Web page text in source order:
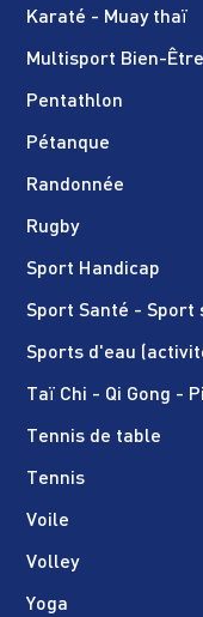
Karaté - Muay thaï
Multisport Bien-
Pentathlon
Pétanque
Randonnée
Rugby
Sport Handicap
Sport Santé - Sport
Sports d'eau
Taï Chi - Qi Gong -
Tennis de table
Tennis
Voile
Volley
Yoga